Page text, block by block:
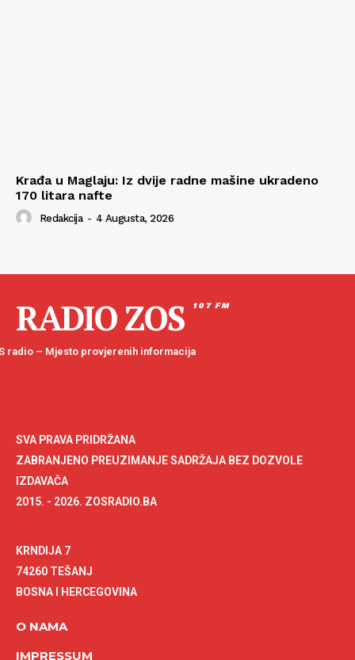
Krađa u Maglaju: Iz dvije radne mašine ukradeno
170 litara nafte
Redakcija - 4 Augusta, 2026
RADIO ZOS 107 FM
radio – Mjesto provjerenih informacija
SVA PRAVA PRIDRŽANA
ZABRANJENO PREUZIMANJE SADRŽAJA BEZ DOZVOLE
IZDAVAČA
2015. - 2026. ZOSRADIO.BA
KRNDIJA 7
74260 TEŠANJ
BOSNA I HERCEGOVINA
O NAMA
IMPRESSUM